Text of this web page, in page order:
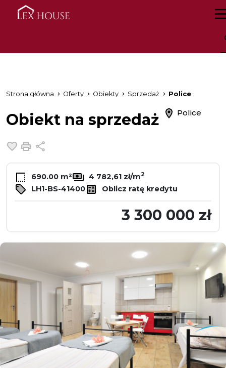
Strona główna Oferty Obiekty Sprzedaż Police
Obiekt na sprzedaż Police
Dodaj do ulubionych
Drukuj
690.00 m² 4 782,61 zł/m2
LH1-BS-41400 Oblicz ratę kredytu
3 300 000 zł